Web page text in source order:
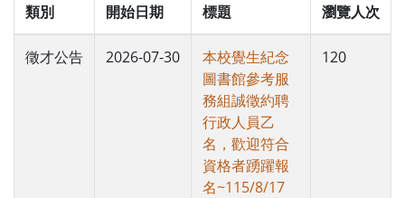
類別 開始日期 標題 瀏覽人次
徵才公告 2026-07-30
本校覺生紀念
圖書館參考服
務組誠徵約聘
行政人員乙
名，歡迎符合
資格者踴躍報
名~115/8/17
120